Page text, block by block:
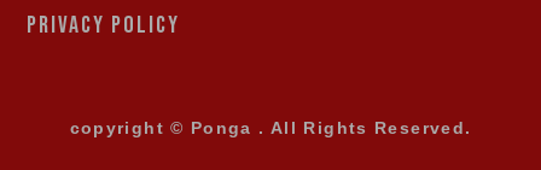
PRIVACY POLICY
copyright © Ponga . All Rights Reserved.